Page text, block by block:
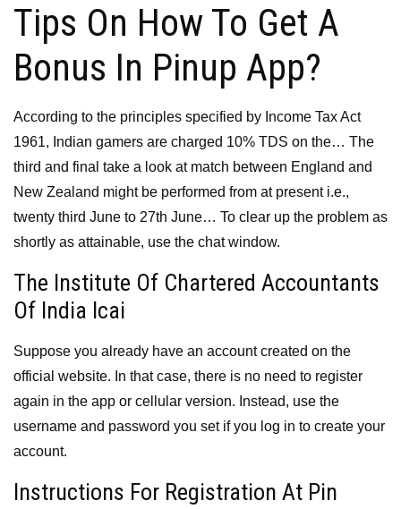
Tips On How To Get A
Bonus In Pinup App?
According to the principles specified by Income Tax Act
1961, Indian gamers are charged 10% TDS on the… The
third and final take a look at match between England and
New Zealand might be performed from at present i.e.,
twenty third June to 27th June… To clear up the problem as
shortly as attainable, use the chat window.
The Institute Of Chartered Accountants
Of India Icai
Suppose you already have an account created on the
official website. In that case, there is no need to register
again in the app or cellular version. Instead, use the
username and password you set if you log in to create your
account.
Instructions For Registration At Pin